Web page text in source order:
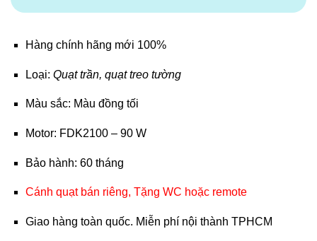
Hàng chính hãng mới 100%
Loại: Quạt trần, quạt treo tường
Màu sắc: Màu đồng tối
Motor: FDK2100 – 90 W
Bảo hành: 60 tháng
Cánh quạt bán riêng, Tặng WC hoặc remote
Giao hàng toàn quốc. Miễn phí nội thành TPHCM